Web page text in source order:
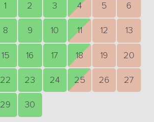
1 2 3 4 5 6
8 9 10 11 12 13
15 16 17 18 19 20
22 23 24 25 26 27
29 30